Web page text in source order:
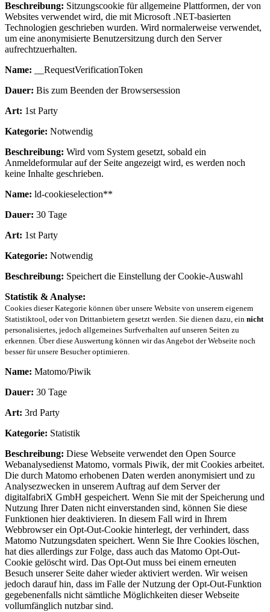
Beschreibung: Sitzungscookie für allgemeine Plattformen, der von
Websites verwendet wird, die mit Microsoft .NET-basierten
Technologien geschrieben wurden. Wird normalerweise verwendet,
um eine anonymisierte Benutzersitzung durch den Server
aufrechtzuerhalten.
Name: __RequestVerificationToken
Dauer: Bis zum Beenden der Browsersession
Art: 1st Party
Kategorie: Notwendig
Beschreibung: Wird vom System gesetzt, sobald ein
Anmeldeformular auf der Seite angezeigt wird, es werden noch
keine Inhalte geschrieben.
Name: ld-cookieselection**
Dauer: 30 Tage
Art: 1st Party
Kategorie: Notwendig
Beschreibung: Speichert die Einstellung der Cookie-Auswahl
Statistik & Analyse:
Cookies dieser Kategorie können über unsere Website von unserem eigenem
Statistiktool, oder von Drittanbietern gesetzt werden. Sie dienen dazu, ein nicht
personalisiertes, jedoch allgemeines Surfverhalten auf unseren Seiten zu
erkennen. Über diese Auswertung können wir das Angebot der Webseite noch
besser für unsere Besucher optimieren.
Name: Matomo/Piwik
Dauer: 30 Tage
Art: 3rd Party
Kategorie: Statistik
Beschreibung: Diese Webseite verwendet den Open Source
Webanalysedienst Matomo, vormals Piwik, der mit Cookies arbeitet.
Die durch Matomo erhobenen Daten werden anonymisiert und zu
Analysezwecken in unserem Auftrag auf dem Server der
digitalfabriX GmbH gespeichert. Wenn Sie mit der Speicherung und
Nutzung Ihrer Daten nicht einverstanden sind, können Sie diese
Funktionen hier deaktivieren. In diesem Fall wird in Ihrem
Webbrowser ein Opt-Out-Cookie hinterlegt, der verhindert, dass
Matomo Nutzungsdaten speichert. Wenn Sie Ihre Cookies löschen,
hat dies allerdings zur Folge, dass auch das Matomo Opt-Out-
Cookie gelöscht wird. Das Opt-Out muss bei einem erneuten
Besuch unserer Seite daher wieder aktiviert werden. Wir weisen
jedoch darauf hin, dass im Falle der Nutzung der Opt-Out-Funktion
gegebenenfalls nicht sämtliche Möglichkeiten dieser Webseite
vollumfänglich nutzbar sind.